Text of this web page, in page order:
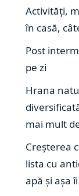
Activități,
în casă,
Post
pe zi
Hrana
mai mult
Creșterea
lista cu
apă și așa